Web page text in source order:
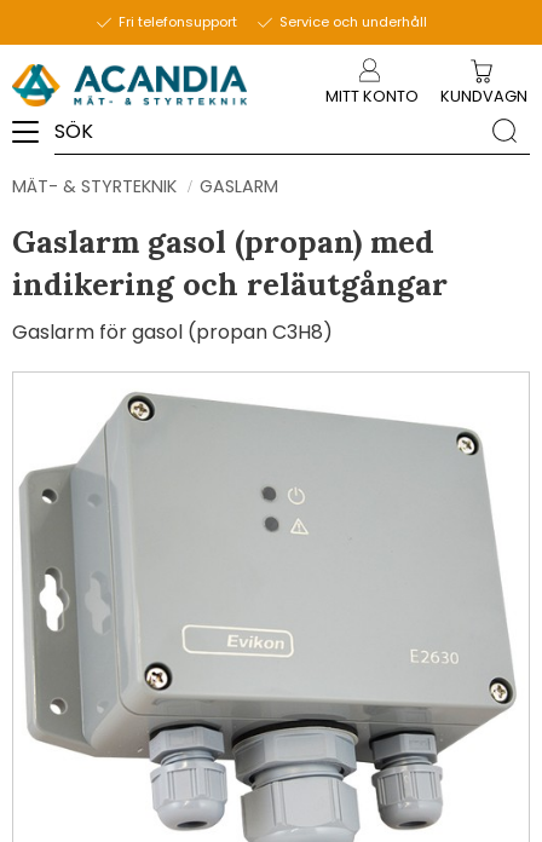
Fri telefonsupport Service och underhåll
MITT KONTO KUNDVAGN
MÄT- & STYRTEKNIK GASLARM
Gaslarm gasol (propan) med
indikering och reläutgångar
Gaslarm för gasol (propan C3H8)